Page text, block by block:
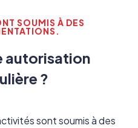
SOUMIS À DES
autorisation
?
sont soumis à des